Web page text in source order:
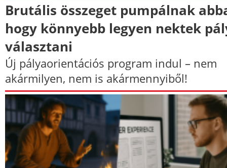
Brutális összeget pumpálnak
hogy könnyebb legyen nektek
választani
Új pályaorientációs program indul – nem
akármilyen, nem is akármennyiből!